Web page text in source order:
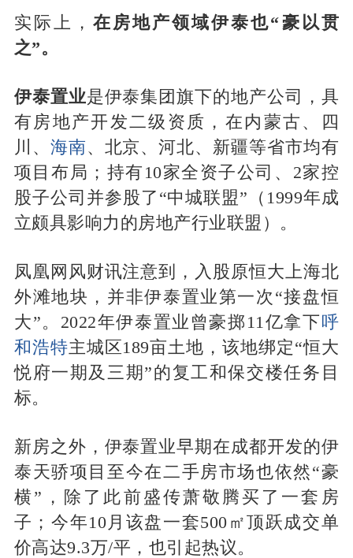
实际上，在房地产领域伊泰也“豪以贯
之”。
伊泰置业是伊泰集团旗下的地产公司，具
有房地产开发二级资质，在内蒙古、四
川、 海南、北京、河北、新疆等省市均有
项目布局；持有10家全资子公司、2家控
股子公司并参股了“中城联盟”（1999年成
立颇具影响力的房地产行业联盟）。
凤凰网风财讯注意到，入股原恒大上海北
外滩地块，并非伊泰置业第一次“接盘恒
大”。2022年伊泰置业曾豪掷11亿拿下 呼
和浩特主城区189亩土地，该地绑定“恒大
悦府一期及三期”的复工和保交楼任务目
标。
新房之外，伊泰置业早期在成都开发的伊
泰天骄项目至今在二手房市场也依然“豪
横”，除了此前盛传萧敬腾买了一套房
子；今年10月该盘一套500㎡顶跃成交单
价高达9.3万/平，也引起热议。